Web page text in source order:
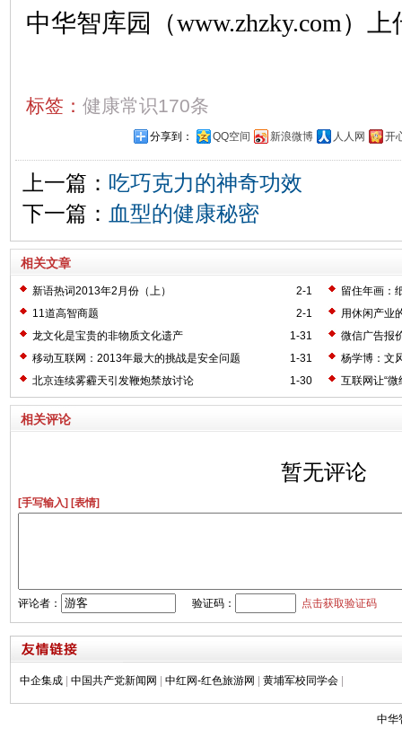
中华智库园（www.zhzky.com）上
标签： 健康常识170条
分享到： QQ空间 新浪微博 人人网 开
上一篇： 吃巧克力的神奇功效
下一篇： 血型的健康秘密
相关文章
2-1
新语热词2013年2月份（上）
留住年画：
2-1
11道高智商题
用休闲产业
1-31
龙文化是宝贵的非物质文化遗产
微信广告报
1-31
移动互联网：2013年最大的挑战是安全问题
杨学博：文
1-30
北京连续雾霾天引发鞭炮禁放讨论 互联网让“微
相关评论
暂无评论
[手写输入] [表情]
评论者： 验证码： 点击获取验证码
中企集成 | 中国共产党新闻网 | 中红网-红色旅游网 | 黄埔军校同学会 |
中华